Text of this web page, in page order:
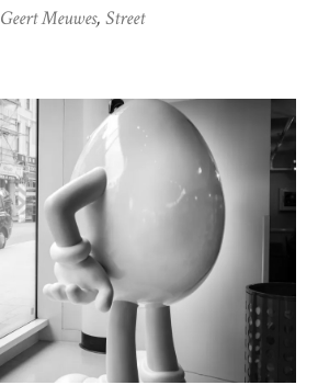
Geert Meuwes, Street